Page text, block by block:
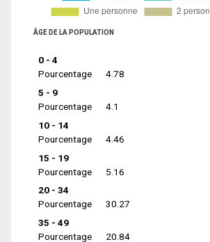
ÂGE DE LA POPULATION
0 - 4
Pourcentage
4.78
5 - 9
Pourcentage
4.1
10 - 14
Pourcentage
4.46
15 - 19
Pourcentage
5.16
20 - 34
Pourcentage
30.27
35 - 49
Pourcentage
20.84